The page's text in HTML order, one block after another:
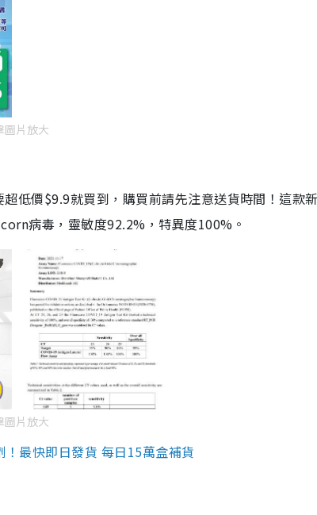
圖片放大
低價$9.9就買到，購買前請先注意送貨時間！這款
病毒，靈敏度92.2%，特異度100%。
圖片放大
最快即日發貨 每日15萬盒補貨